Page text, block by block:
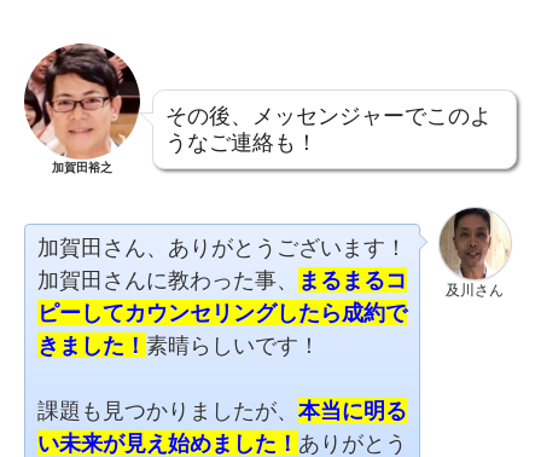
加賀田裕之
その後、メッセンジャーでこのよ
うなご連絡も！
及川さん
加賀田さん、ありがとうございます！
加賀田さんに教わった事、
まるまるコ
ピーしてカウンセリングしたら成約で
きました！ 素晴らしいです！
課題も見つかりましたが、 本当に明る
い未来が見え始めました！ ありがとう